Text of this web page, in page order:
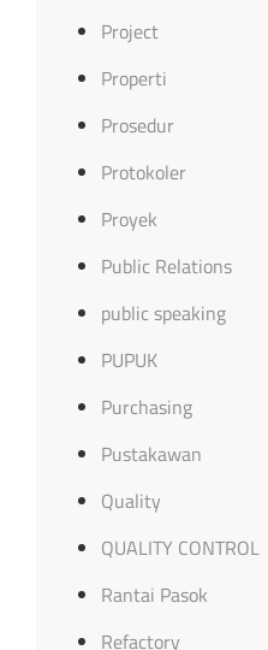
Project
Properti
Prosedur
Protokoler
Proyek
Public Relations
public speaking
PUPUK
Purchasing
Pustakawan
Quality
QUALITY CONTROL
Rantai Pasok
Refactory